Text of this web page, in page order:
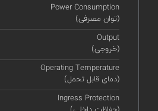
Power Consumption
(توان مصرفی)
Output
(خروجی)
Operating Temperature
(دمای قابل تحمل)
Ingress Protection